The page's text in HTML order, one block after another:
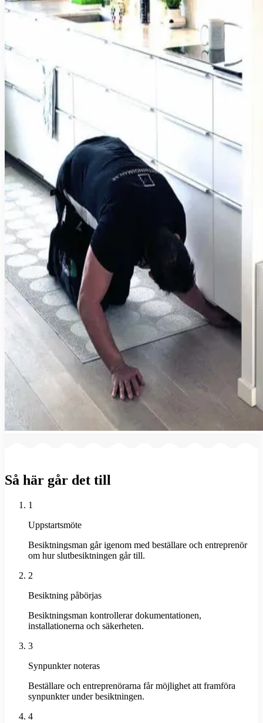
Så här går det till
1
Uppstartsmöte
Besiktningsman går igenom med beställare och entreprenör
om hur slutbesiktningen går till.
2
Besiktning påbörjas
Besiktningsman kontrollerar dokumentationen,
installationerna och säkerheten.
3
Synpunkter noteras
Beställare och entreprenörarna får möjlighet att framföra
synpunkter under besiktningen.
4